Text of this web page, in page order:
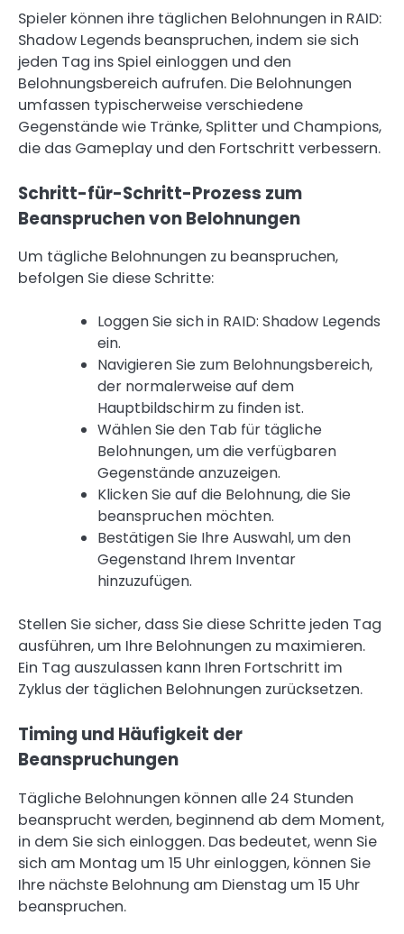
Spieler können ihre täglichen Belohnungen in RAID:
Shadow Legends beanspruchen, indem sie sich
jeden Tag ins Spiel einloggen und den
Belohnungsbereich aufrufen. Die Belohnungen
umfassen typischerweise verschiedene
Gegenstände wie Tränke, Splitter und Champions,
die das Gameplay und den Fortschritt verbessern.
Schritt-für-Schritt-Prozess zum
Beanspruchen von Belohnungen
Um tägliche Belohnungen zu beanspruchen,
befolgen Sie diese Schritte:
Loggen Sie sich in RAID: Shadow Legends
ein.
Navigieren Sie zum Belohnungsbereich,
der normalerweise auf dem
Hauptbildschirm zu finden ist.
Wählen Sie den Tab für tägliche
Belohnungen, um die verfügbaren
Gegenstände anzuzeigen.
Klicken Sie auf die Belohnung, die Sie
beanspruchen möchten.
Bestätigen Sie Ihre Auswahl, um den
Gegenstand Ihrem Inventar
hinzuzufügen.
Stellen Sie sicher, dass Sie diese Schritte jeden Tag
ausführen, um Ihre Belohnungen zu maximieren.
Ein Tag auszulassen kann Ihren Fortschritt im
Zyklus der täglichen Belohnungen zurücksetzen.
Timing und Häufigkeit der
Beanspruchungen
Tägliche Belohnungen können alle 24 Stunden
beansprucht werden, beginnend ab dem Moment,
in dem Sie sich einloggen. Das bedeutet, wenn Sie
sich am Montag um 15 Uhr einloggen, können Sie
Ihre nächste Belohnung am Dienstag um 15 Uhr
beanspruchen.